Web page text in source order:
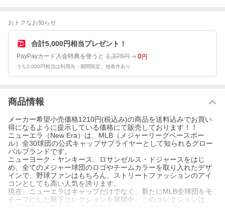
おトクなお知らせ
合計5,000円相当プレゼント！
PayPayカード入会特典を使うと 1,375円 0円
うち2,000円相当は利用先・期間限定。他条件あり
商品情報
メーカー希望小売価格1210円(税込み)の商品を送料込みでお買い
得になるように提示している価格にて販売しております！！
ニューエラ（New Era）は、MLB（メジャーリーグベースボー
ル）全30球団の公式キャップサプライヤーとして知られるグロー
バルブランドです。
ニューヨーク・ヤンキース、ロサンゼルス・ドジャースをはじ
め、全てのメジャー球団のロゴやチームカラーを取り入れたデザ
インで、野球ファンはもちろん、ストリートファッションのアイ
コンとしても高い人気を誇ります。
現在、ニューエラはキャップだけでなく、新たにMLB全球団をモ
チーフにした靴下コレクションを展開中。このコレクションは、